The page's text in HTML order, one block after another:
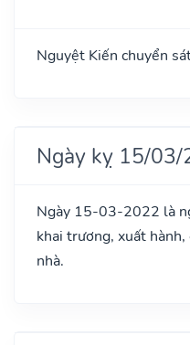
Nguyệt Kiến chuyển
Ngày kỵ 15/
Ngày 15-03-2022 là
khai trương, xuất hành,
nhà.